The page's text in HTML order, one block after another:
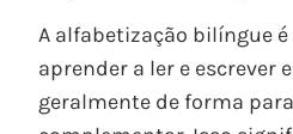
A alfabetização bilíngue é
aprender a ler e escrever
geralmente de forma